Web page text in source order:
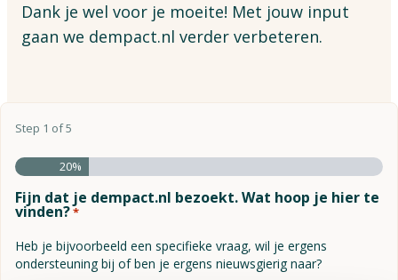
Dementia research
Search
Dank je wel voor je moeite! Met jouw input
gaan we dempact.nl verder verbeteren.
Step 1 of5
20%
Fijn dat je dempact.nl bezoekt. Wat hoop je hier te
vinden?*
Heb je bijvoorbeeld een specifieke vraag, wil je ergens
ondersteuning bij of ben je ergens nieuwsgierig naar?